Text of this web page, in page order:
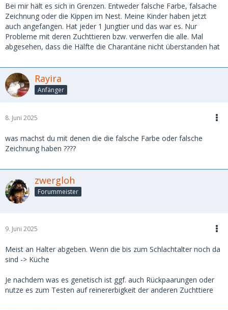
Bei mir hält es sich in Grenzen. Entweder falsche Farbe, falsache
Zeichnung oder die Kippen im Nest. Meine Kinder haben jetzt
auch angefangen. Hat jeder 1 Jungtier und das war es. Nur
Probleme mit deren Zuchttieren bzw. verwerfen die alle. Mal
abgesehen, dass die Hälfte die Charantäne nicht überstanden hat
Rayira
Anfänger
8. Juni 2025
was machst du mit denen die die falsche Farbe oder falsche
Zeichnung haben ????
zwergloh
Forummeister
9. Juni 2025
Meist an Halter abgeben. Wenn die bis zum Schlachtalter noch da
sind -> Küche
Je nachdem was es genetisch ist ggf. auch Rückpaarungen oder
nutze es zum Testen auf reinererbigkeit der anderen Zuchttiere